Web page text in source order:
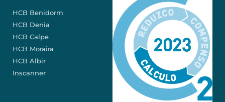
HCB Benidorm
HCB Denia
HCB Calpe
HCB Moraira
HCB Albir
Inscanner